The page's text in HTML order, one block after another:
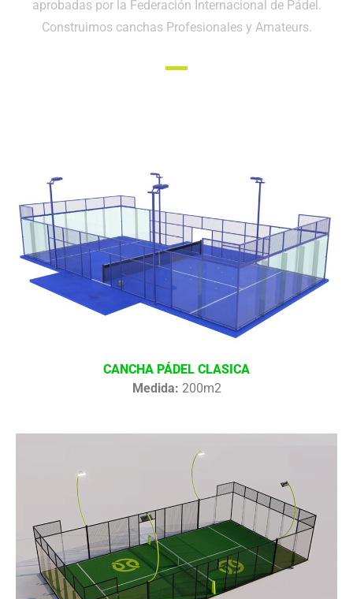
aprobadas por la Federación Internacional de Pádel.
Construimos canchas Profesionales y Amateurs.
CANCHA PÁDEL CLASICA
Medida: 200m2